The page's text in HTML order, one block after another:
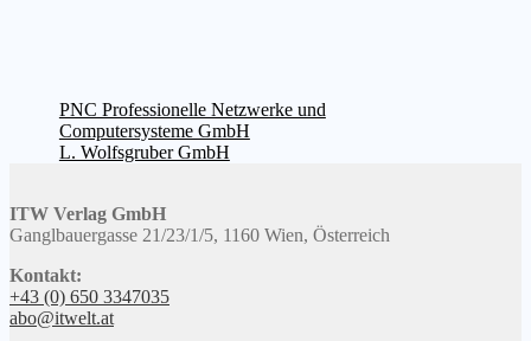
Beitragsnavigation
Vorheriger
Beitrag:
PNC Professionelle Netzwerke und
Computersysteme GmbH
Nächster
L. Wolfsgruber GmbH
ITW Verlag GmbH
Ganglbauergasse 21/23/1/5, 1160 Wien, Österreich
Kontakt:
+43 (0) 650 3347035
abo@itwelt.at